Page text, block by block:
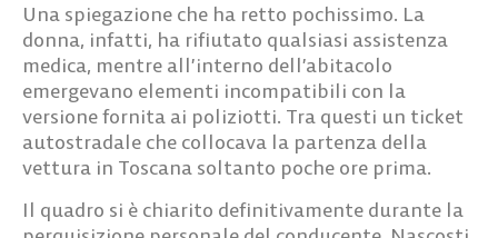
Una spiegazione che ha retto pochissimo. La
donna, infatti, ha rifiutato qualsiasi assistenza
medica, mentre all’interno dell’abitacolo
emergevano elementi incompatibili con la
versione fornita ai poliziotti. Tra questi un ticket
autostradale che collocava la partenza della
vettura in Toscana soltanto poche ore prima.
Il quadro si è chiarito definitivamente durante la